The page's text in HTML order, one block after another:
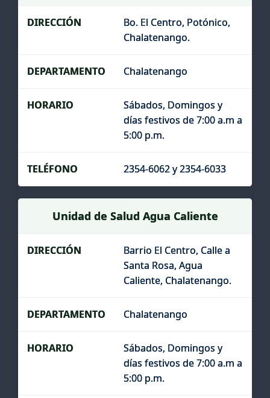
Bo. El Centro, Potónico,
Chalatenango.
Chalatenango
Sábados, Domingos y
días festivos de 7:00 a.m a
5:00 p.m.
2354-6062 y 2354-6033
Unidad de Salud Agua Caliente
Barrio El Centro, Calle a
Santa Rosa, Agua
Caliente, Chalatenango.
Chalatenango
Sábados, Domingos y
días festivos de 7:00 a.m a
5:00 p.m.